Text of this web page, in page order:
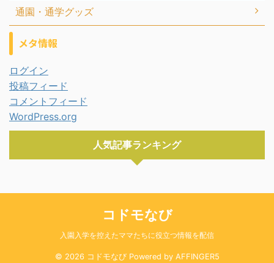
通園・通学グッズ
メタ情報
ログイン
投稿フィード
コメントフィード
WordPress.org
人気記事ランキング
コドモなび
入園入学を控えたママたちに役立つ情報を配信
© 2026 コドモなび Powered by AFFINGER5